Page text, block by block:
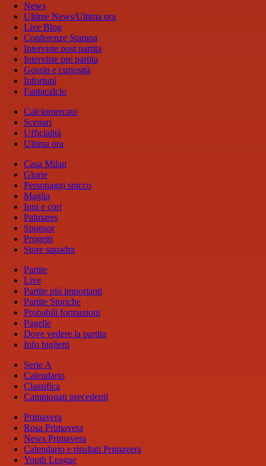
News
Ultime News/Ultima ora
Live Blog
Conferenze Stampa
Interviste post partita
Interviste pre partita
Gossip e curiosità
Infortuni
Fantacalcio
Calciomercato
Scenari
Ufficialità
Ultima ora
Casa Milan
Glorie
Personaggi spicco
Maglia
Inni e cori
Palmares
Sponsor
Progetti
Store squadra
Partite
Live
Partite più importanti
Partite Storiche
Probabili formazioni
Pagelle
Dove vedere la partita
Info biglietti
Serie A
Calendario
Classifica
Campionati precedenti
Primavera
Rosa Primavera
News Primavera
Calendario e risultati Primavera
Youth League